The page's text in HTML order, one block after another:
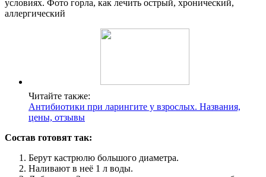
Читайте также:
Антибиотики при ларингите у взрослых. Названия,
цены, отзывы
Состав готовят так:
Берут кастрюлю большого диаметра.
Наливают в неё 1 л воды.